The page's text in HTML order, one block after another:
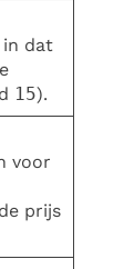
in dat
15).
voor
prijs